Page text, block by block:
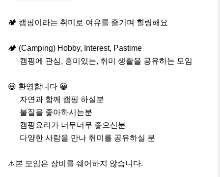
🏕 캠핑이라는 취미로 여유를 즐기며 힐링해요
🏕 (Camping) Hobby, Interest, Pastime
😃 환영합니다 😀
⚠️본 모임은 장비를 쉐어하지 않습니다.